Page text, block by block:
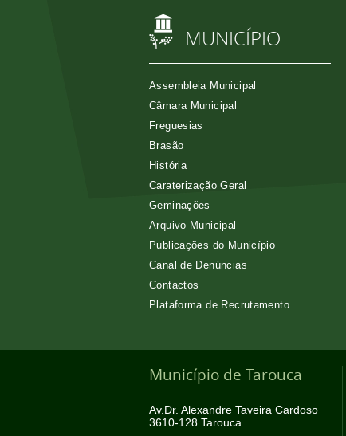
MUNICÍPIO
Assembleia Municipal
Câmara Municipal
Freguesias
Brasão
História
Caraterização Geral
Geminações
Arquivo Municipal
Publicações do Município
Canal de Denúncias
Contactos
Plataforma de Recrutamento
Município de Tarouca
Av.Dr. Alexandre Taveira Cardoso
3610-128 Tarouca